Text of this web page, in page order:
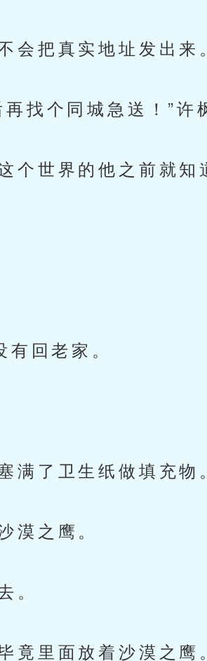
会把真实地址发出来
找个同城急送！”许
世界的他之前就知
回老家。
满了卫生纸做填充物
之鹰。
。
竟里面放着沙漠之鹰